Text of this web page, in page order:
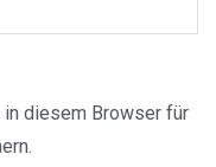
in diesem Browser für